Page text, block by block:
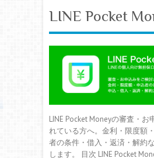
LINE Pocket
LINE Pocket Moneyの審査・お
れている方へ。金利・限度額
者の条件・借入・返済・解約
します。 目次 LINE Pocket